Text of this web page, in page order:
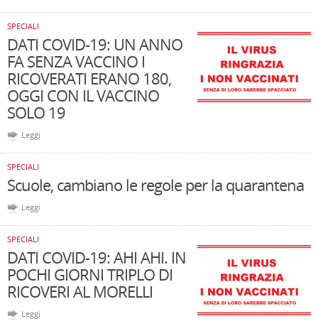
SPECIALI
DATI COVID-19: UN ANNO
FA SENZA VACCINO I
RICOVERATI ERANO 180,
OGGI CON IL VACCINO
SOLO 19
Leggi
SPECIALI
Scuole, cambiano le regole per la quarantena
Leggi
SPECIALI
DATI COVID-19: AHI AHI. IN
POCHI GIORNI TRIPLO DI
RICOVERI AL MORELLI
Leggi